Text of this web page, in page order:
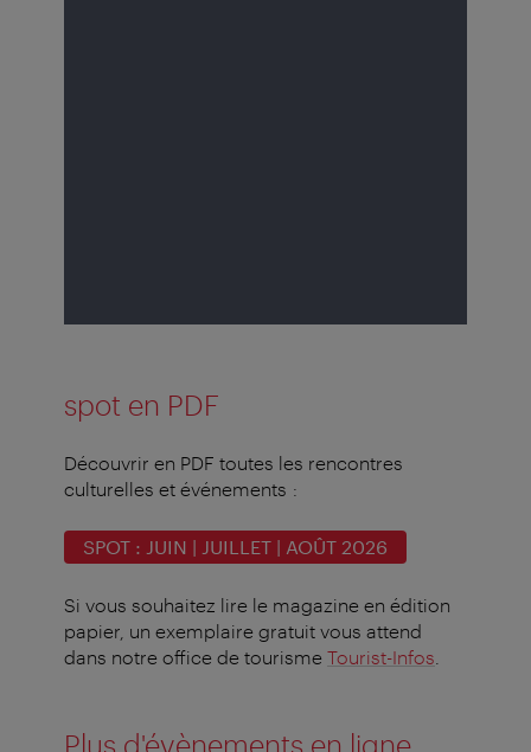
spot en PDF
Découvrir en PDF toutes les rencontres
culturelles et événements :
SPOT : JUIN | JUILLET | AOÛT 2026
Si vous souhaitez lire le magazine en édition
papier, un exemplaire gratuit vous attend
dans notre office de tourisme Tourist-Infos
Plus d'évènements en ligne